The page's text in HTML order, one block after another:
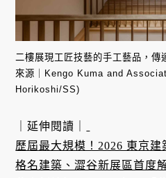
二樓展現工匠技藝的手工藝品，傳
來源｜Kengo Kuma and
Horikoshi/SS)
｜延伸閱讀｜
歷屆最大規模！2026 東京
格名建築、澀谷新展區首度